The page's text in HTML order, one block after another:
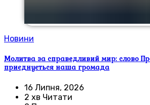
Новини
Молитва за справедливий мир: слово
приєднується наша громада
16 Липня, 2026
2 хв Читати